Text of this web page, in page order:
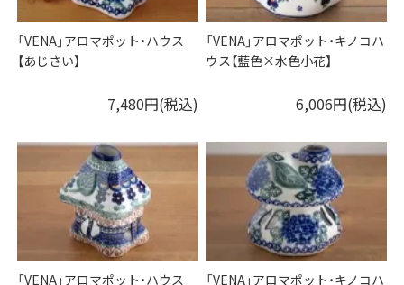
「VENA」アロマポット・ハウス
【あじさい】
7,480円(税込)
「VENA」アロマポット・キノコハ
ウス【藍色×水色小花】
6,006円(税込)
「VENA」アロマポット・ハウス
「VENA」アロマポット・キノコハ